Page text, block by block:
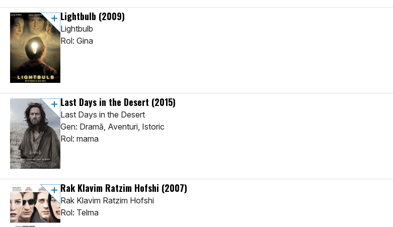
Lightbulb (2009)
Lightbulb
Rol: Gina
Last Days in the Desert (2015)
Last Days in the Desert
Gen: Dramă, Aventuri, Istoric
Rol: mama
Rak Klavim Ratzim Hofshi (2007)
Rak Klavim Ratzim Hofshi
Rol: Telma